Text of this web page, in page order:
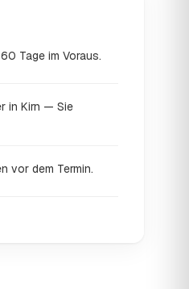
Tage im Voraus.
in Kirn — Sie
vor dem Termin.